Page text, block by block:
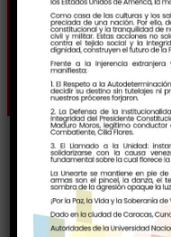
más